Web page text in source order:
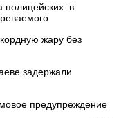
полицейских: в
жару без
задержали
предупреждение